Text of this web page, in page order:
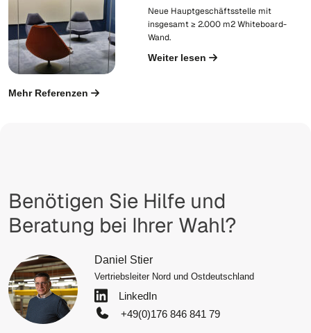
Neue Hauptgeschäftsstelle mit
insgesamt ≥ 2.000 m2 Whiteboard-
Wand.
Weiter lesen
Mehr Referenzen
Benötigen Sie Hilfe und
Beratung bei Ihrer Wahl?
Daniel Stier
Vertriebsleiter Nord und Ostdeutschland
LinkedIn
+49(0)176 846 841 79